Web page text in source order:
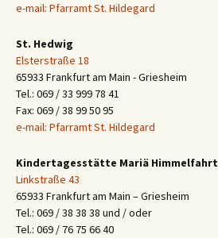
e-mail: Pfarramt St. Hildegard
St. Hedwig
Elsterstraße 18
65933 Frankfurt am Main - Griesheim
Tel.: 069 / 33 999 78 41
Fax: 069 / 38 99 50 95
e-mail: Pfarramt St. Hildegard
Kindertagesstätte Mariä Himmelfahrt
Linkstraße 43
65933 Frankfurt am Main – Griesheim
Tel.: 069 / 38 38 38 und / oder
Tel.: 069 / 76 75 66 40